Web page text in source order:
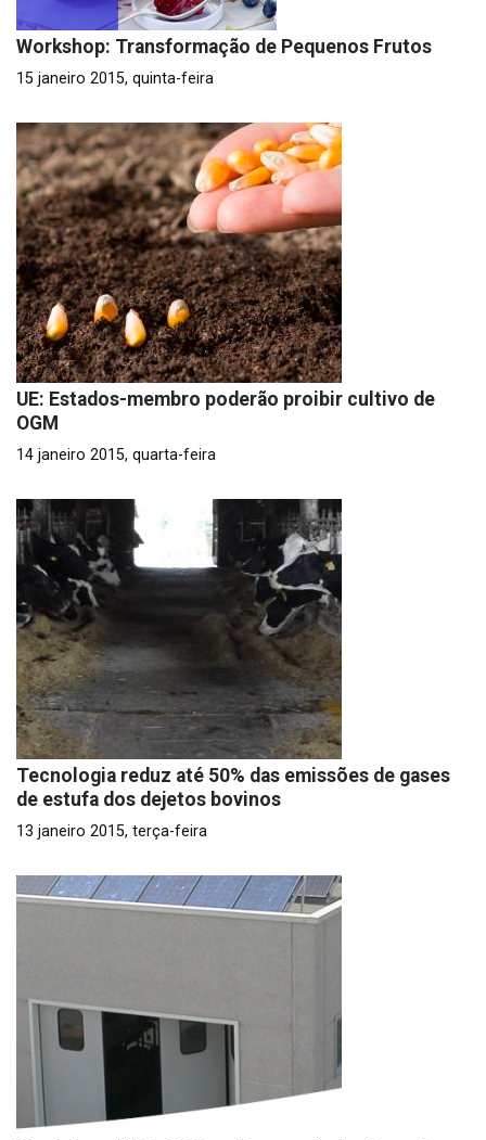
Workshop: Transformação de Pequenos Frutos
15 janeiro 2015, quinta-feira
UE: Estados-membro poderão proibir cultivo de
OGM
14 janeiro 2015, quarta-feira
Tecnologia reduz até 50% das emissões de gases
de estufa dos dejetos bovinos
13 janeiro 2015, terça-feira